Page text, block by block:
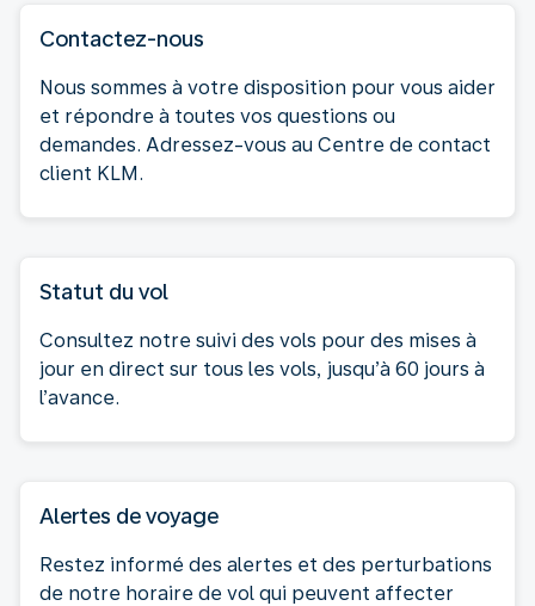
Contactez-nous
Nous sommes à votre disposition pour vous aider
et répondre à toutes vos questions ou
demandes. Adressez-vous au Centre de contact
client KLM.
Statut du vol
Consultez notre suivi des vols pour des mises à
jour en direct sur tous les vols, jusqu’à 60 jours à
l’avance.
Alertes de voyage
Restez informé des alertes et des perturbations
de notre horaire de vol qui peuvent affecter